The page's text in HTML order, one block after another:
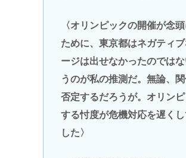
〈オリンピックの開催が念
ために、東京都はネガティ
ージは出せなかったのでは
うのが私の推測だ。無論、
否定するだろうが。オリン
する忖度が危機対応を遅く
した〉